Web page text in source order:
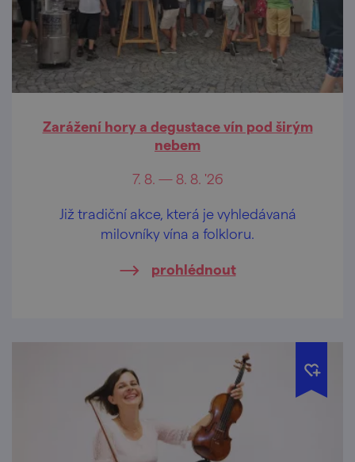
Zarážení hory a degustace vín pod širým
nebem
7. 8. — 8. 8. '26
Již tradiční akce, která je vyhledávaná
milovníky vína a folkloru.
prohlédnout